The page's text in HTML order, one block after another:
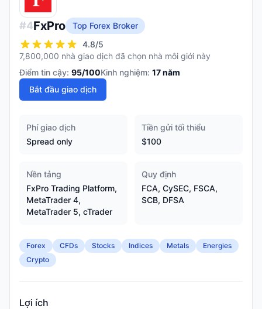
#4FxPro
Top Forex Broker
4.8/5
7,800,000 nhà giao dịch đã chọn nhà môi giới này
Điểm tin cậy: 95/100Kinh nghiệm: 17năm
Bắt đầu giao dịch
Phí giao dịch
Spread only
Tiền gửi tối thiểu
$100
Nền tảng
FxPro Trading Platform,
MetaTrader 4,
MetaTrader 5, cTrader
Quy định
FCA, CySEC, FSCA,
SCB, DFSA
Forex CFDs Stocks Indices Metals
Energies
Crypto
Lợi ích